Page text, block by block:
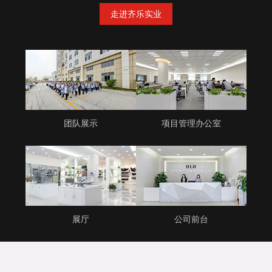
走进齐乐实业
团队展示 项目管理办公室
展厅 公司前台